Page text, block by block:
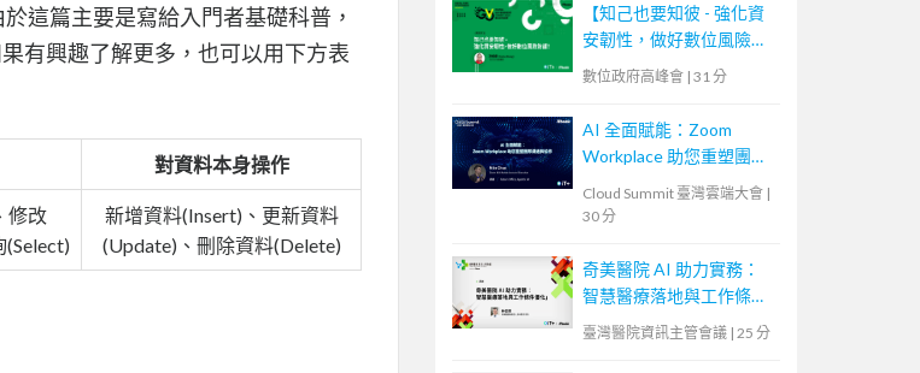
於這篇主要是寫給入門者基礎科普，
有興趣了解更多，也可以用下方表
對資料本身操作
修改
新增資料(Insert)、更新資料
(Update)、刪除資料(Delete)
【知己也要知彼 - 強化資
安韌性，做好數位風險防
護！】
數位政府高峰會 | 31 分
AI 全面賦能：Zoom
Workplace 助您重塑團隊
Cloud Summit 臺灣雲端大會 |
30 分
奇美醫院 AI 助力實務：
智慧醫療落地與工作條件
優化
臺灣醫院資訊主管會議 | 25 分